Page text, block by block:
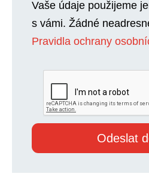
Vaše údaje použijeme
s vámi. Žádné
Pravidla ochrany